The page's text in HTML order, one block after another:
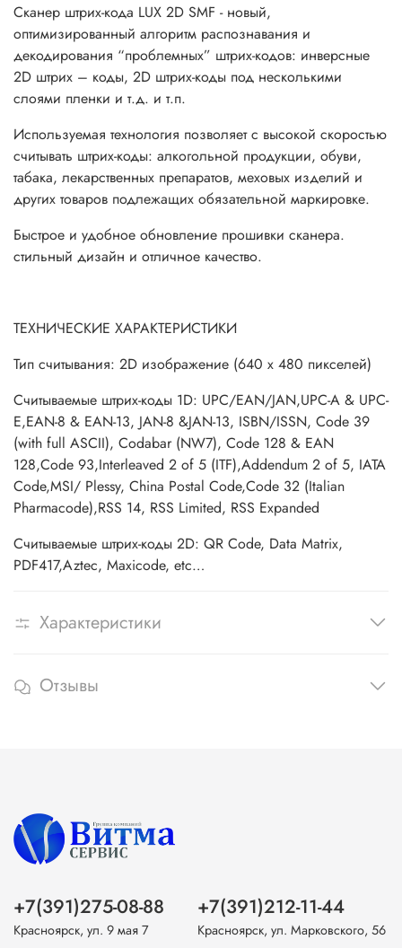
Сканер штрих-кода LUX 2D SMF - новый,
оптимизированный алгоритм распознавания и
декодирования “проблемных” штрих-кодов: инверсные
2D штрих – коды, 2D штрих-коды под несколькими
слоями пленки и т.д. и т.п.
Используемая технология позволяет с высокой скоростью
считывать штрих-коды: алкогольной продукции, обуви,
табака, лекарственных препаратов, меховых изделий и
других товаров подлежащих обязательной маркировке.
Быстрое и удобное обновление прошивки сканера.
стильный дизайн и отличное качество.
ТЕХНИЧЕСКИЕ ХАРАКТЕРИСТИКИ
Тип считывания: 2D изображение (640 x 480 пикселей)
Считываемые штрих-коды 1D: UPC/EAN/JAN,UPC-A & UPC-
E,EAN-8 & EAN-13, JAN-8 &JAN-13, ISBN/ISSN, Code 39
(with full ASCII), Codabar (NW7), Code 128 & EAN
128,Code 93,Interleaved 2 of 5 (ITF),Addendum 2 of 5, IATA
Code,MSI/ Plessy, China Postal Code,Code 32 (Italian
Pharmacode),RSS 14, RSS Limited, RSS Expanded
Считываемые штрих-коды 2D: QR Code, Data Matrix,
PDF417,Aztec, Maxicode, etc…
Характеристики
Отзывы
+7(391)275-08-88
Красноярск, ул. 9 мая 7
+7(391)212-11-44
Красноярск, ул. Марковского, 56